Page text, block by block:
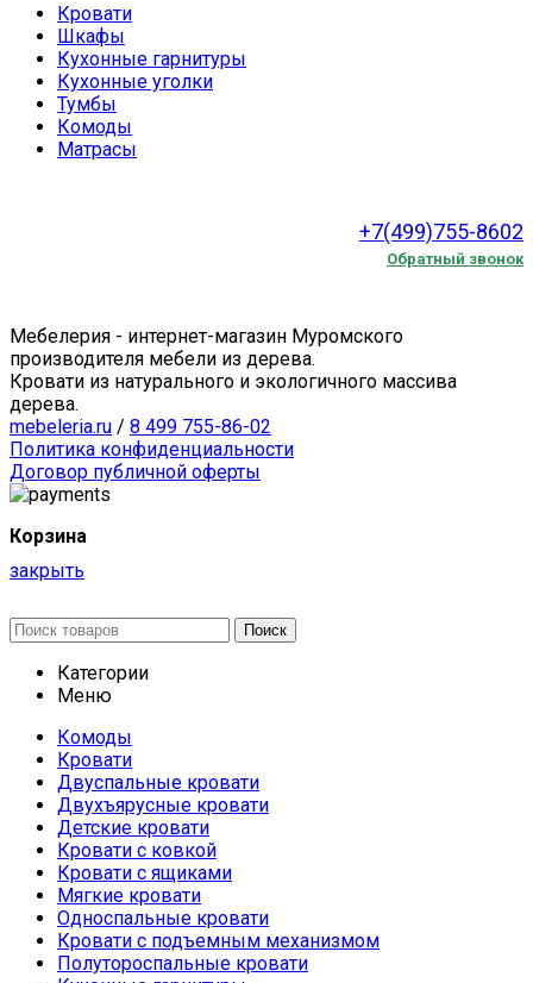
Кровати
Шкафы
Кухонные гарнитуры
Кухонные уголки
Тумбы
Комоды
Матрасы
+7(499)755-8602
Обратный звонок
Мебелерия - интернет-магазин Муромского
производителя мебели из дерева.
Кровати из натурального и экологичного массива
дерева.
mebeleria.ru / 8 499 755-86-02
Политика конфиденциальности
Договор публичной оферты
Корзина
закрыть
Поиск
Категории
Меню
Комоды
Кровати
Двуспальные кровати
Двухъярусные кровати
Детские кровати
Кровати с ковкой
Кровати с ящиками
Мягкие кровати
Односпальные кровати
Кровати с подъемным механизмом
Полутороспальные кровати